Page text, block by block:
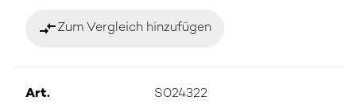
compare_arrowsZum Vergleich hinzufügen
Art.
S024322